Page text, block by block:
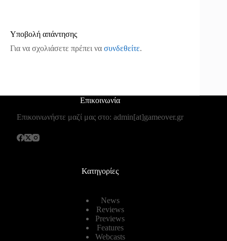
Υποβολή απάντησης
Για να σχολιάσετε πρέπει να συνδεθείτε.
Επικοινωνία
Επικοινωνήστε μαζί μας στο: admin[at]gameover.gr
Κατηγορίες
News
Reviews
Previews
Features
Webcasts